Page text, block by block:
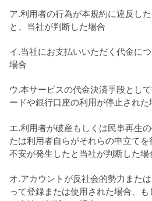
ア.利用者の行為が本規約に違反し
と、当社が判断した場合
イ.当社にお支払いいただく代金に
場合
ウ.本サービスの代金決済手段とし
ードや銀行口座の利用が停止された
エ.利用者が破産もしくは民事再生
たは利用者自らがそれらの申立て
不安が発生したと当社が判断した場
オ.アカウントが反社会的勢力また
って登録または使用された場合、